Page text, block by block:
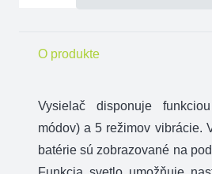
control
O produkte
Vysielač disponuje
módov) a 5 režimov vibrácie.
batérie sú zobrazované na